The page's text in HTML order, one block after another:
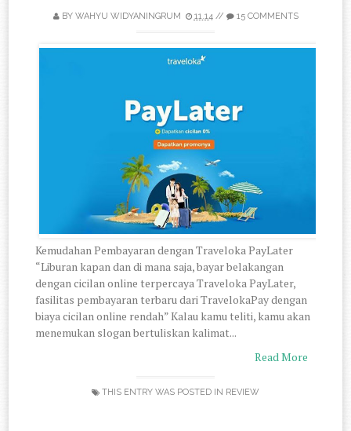
BY WAHYU WIDYANINGRUM 11.14// 15 COMMENTS
Kemudahan Pembayaran dengan Traveloka PayLater
“Liburan kapan dan di mana saja, bayar belakangan
dengan cicilan online terpercaya Traveloka PayLater,
fasilitas pembayaran terbaru dari TravelokaPay dengan
biaya cicilan online rendah” Kalau kamu teliti, kamu akan
menemukan slogan bertuliskan kalimat...
Read More
THIS ENTRY WAS POSTED IN REVIEW